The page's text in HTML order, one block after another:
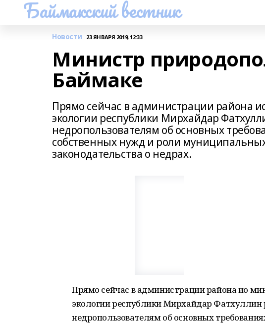
Баймакский вестник
Новости 23 ЯНВАРЯ 2019, 12:33
Министр
Баймаке
Прямо сейчас в администрации района
экологии республики Мирхайдар
недропользователям об основных
собственных нужд и роли
законодательства о недрах.
Прямо сейчас в администрации района ио
экологии республики Мирхайдар Фатхуллин
недропользователям об основных